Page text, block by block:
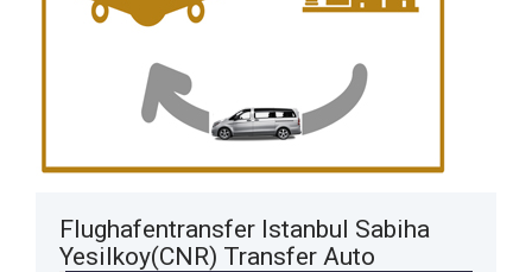
Flughafentransfer Istanbul Sabiha
Yesilkoy(CNR) Transfer Auto